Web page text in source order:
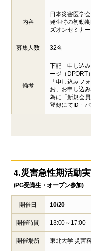
内容
日本災害医学
発生時の初動
ズオンセミナー
募集人数 32名
備考
下記「申し込
ージ（DPORT
「申し込みフ
お、お申し込
為に「新規会
登録にてID・
4.災害急性期活動
(PG受講生・オープン参加)
開催日 10/20
開催時間 13:00～17:00
開催場所 東北大学 災害